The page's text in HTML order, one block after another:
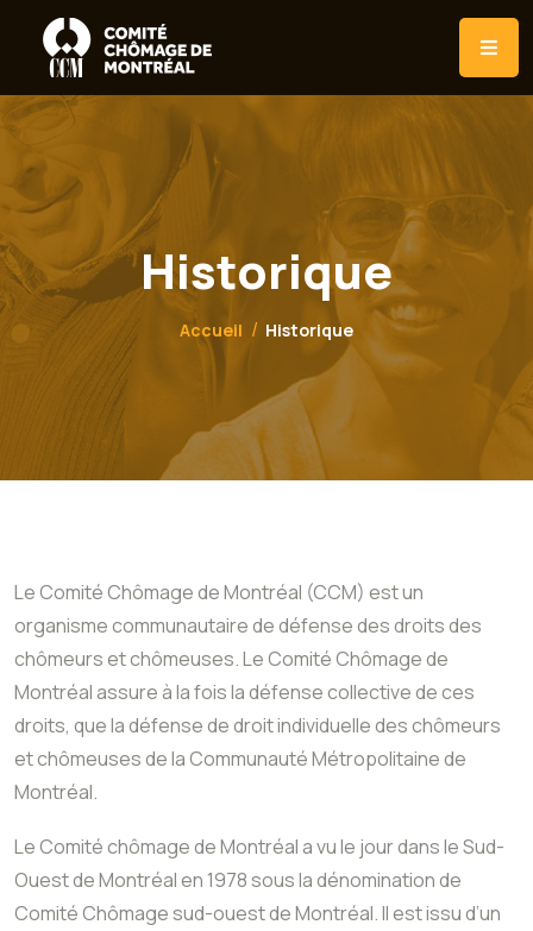
Historique
Accueil Historique
Le Comité Chômage de Montréal (CCM) est un
organisme communautaire de défense des droits des
chômeurs et chômeuses. Le Comité Chômage de
Montréal assure à la fois la défense collective de ces
droits, que la défense de droit individuelle des chômeurs
et chômeuses de la Communauté Métropolitaine de
Montréal.
Le Comité chômage de Montréal a vu le jour dans le Sud-
Ouest de Montréal en 1978 sous la dénomination de
Comité Chômage sud-ouest de Montréal. Il est issu d’un